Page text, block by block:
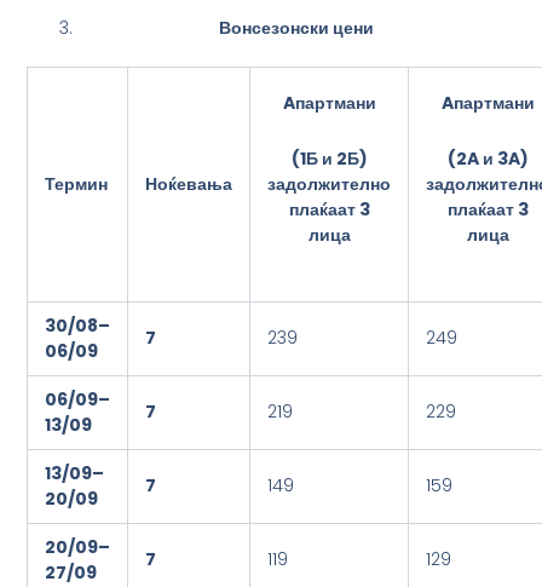
Вонсезонски цени
Термин Ноќевања
Aпартмани
(1Б и 2Б)
задолжително
плаќаат 3
лица
Aпартмани
(2Aи 3A)
плаќаат 3
лица
30/08–
06/09
7 239 249
06/09–
13/09
7 219 229
13/09–
20/09
7 149 159
20/09–
27/09
7 119 129